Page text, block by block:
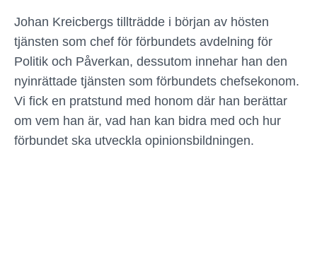
Johan Kreicbergs tillträdde i början av hösten
tjänsten som chef för förbundets avdelning för
Politik och Påverkan, dessutom innehar han den
nyinrättade tjänsten som förbundets chefsekonom.
Vi fick en pratstund med honom där han berättar
om vem han är, vad han kan bidra med och hur
förbundet ska utveckla opinionsbildningen.